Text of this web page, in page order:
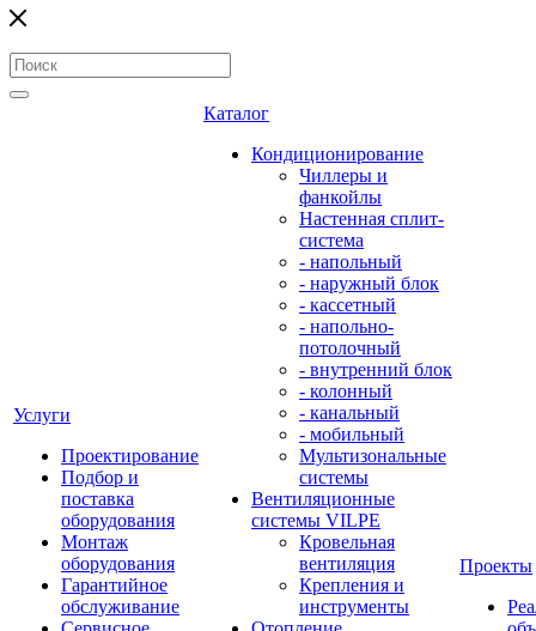
Услуги
Проектирование
Подбор и
поставка
оборудования
Монтаж
оборудования
Гарантийное
обслуживание
Каталог
Кондиционирование
Чиллеры и
фанкойлы
Настенная сплит-
система
- напольный
- наружный блок
- кассетный
- напольно-
потолочный
- внутренний блок
- колонный
- канальный
- мобильный
Мультизональные
системы
Вентиляционные
системы VILPE
Кровельная
вентиляция
Крепления и
инструменты
Проекты